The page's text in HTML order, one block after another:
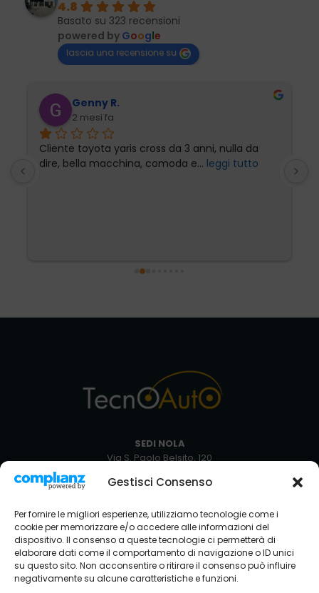
Gestisci Consenso
Per fornire le migliori esperienze, utilizziamo tecnologie come i
cookie per memorizzare e/o accedere alle informazioni del
dispositivo. Il consenso a queste tecnologie ci permetterà di
elaborare dati come il comportamento di navigazione o ID unici
su questo sito. Non acconsentire o ritirare il consenso può influire
negativamente su alcune caratteristiche e funzioni.
4.8
Basato su 323 recensioni
powered by Google
lascia una recensione su
Genny R.
2 mesi fa
Cliente toyota yaris cross da 3 anni, nulla da
dire, bella macchina, comoda e... leggi tutto
SEDI NOLA
Via S. Paolo Belsito, 120
+39 081 5129051
Via Circumvallazione Snc
80035 Nola NA
+39 081 8234429
SEDE AVELLINO
Via Nazionale Torrette